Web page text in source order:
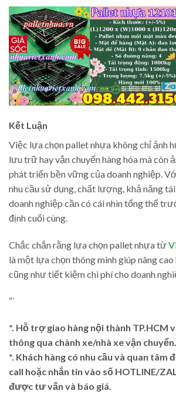
Kết Luận
Việc lựa chọn pallet nhựa không chỉ ảnh
lưu trữ hay vận chuyển hàng hóa mà còn
phát triển bền vững của doanh nghiệp.
nhu cầu sử dụng, chất lượng, khả năng
doanh nghiệp cần có cái nhìn tổng thể
định cuối cùng.
Chắc chắn rằng lựa chọn pallet nhựa từ
là một lựa chọn thông minh giúp nâng
cũng như tiết kiệm chi phí cho doanh
“`
*. Hỗ trợ giao hàng nội thành TP.HCM
thông qua chành xe/nhà xe vận chuyển.
*. Khách hàng có nhu cầu và quan tâm
call hoặc nhắn tin vào số HOTLINE/
được tư vấn và báo giá.